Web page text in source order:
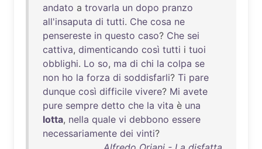
andato a trovarla un dopo pranzo
all'insaputa di tutti. Che cosa ne
pensereste in questo caso? Che sei
cattiva, dimenticando così tutti i tuoi
obblighi. Lo so, ma di chi la colpa se
non ho la forza di soddisfarli? Ti pare
dunque così difficile vivere? Mi avete
pure sempre detto che la vita è una
lotta, nella quale vi debbono essere
necessariamente dei vinti?